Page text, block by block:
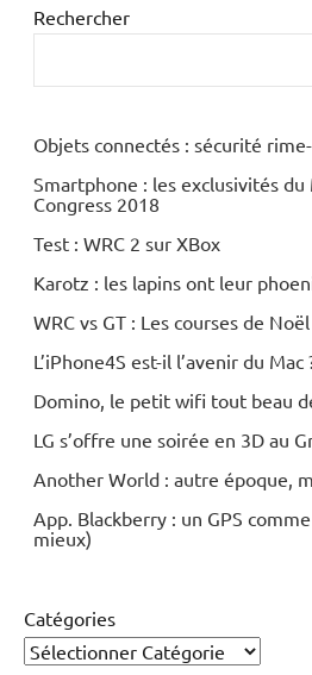
Inclassables
Rechercher
Objets connectés : sécurité
Smartphone : les exclusivités
Congress 2018
Test : WRC 2 sur XBox
Karotz : les lapins ont leur
WRC vs GT : Les courses de Noël
L’iPhone4S est-il l’avenir du Mac
Domino, le petit wifi tout beau
LG s’offre une soirée en 3D au
Another World : autre époque,
App. Blackberry : un GPS
mieux)
Catégories